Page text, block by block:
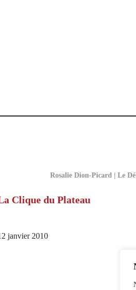
Rosalie Dion-Picard | Le
Clique du Plateau
janvier 2010